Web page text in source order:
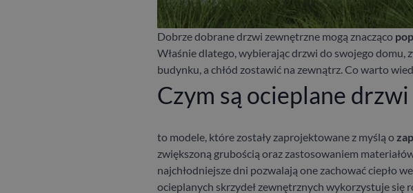
Dobrze dobrane drzwi zewnętrzne mogą znacząco
Właśnie dlatego, wybierając drzwi do swojego
budynku, a chłód zostawić na zewnątrz. Co warto
Czym są ocieplane
to modele, które zostały zaprojektowane z myślą o
zwiększoną grubością oraz zastosowaniem
najchłodniejsze dni pozwalają one zachować ciepło
ocieplanych skrzydeł zewnętrznych wykorzystuje się